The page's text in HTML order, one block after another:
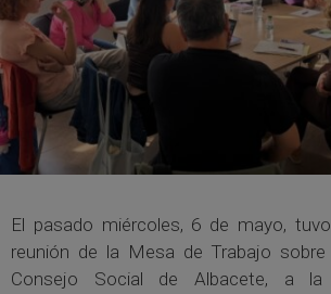
El pasado miércoles, 6 de mayo,
reunión de la Mesa de Trabajo sobre
Consejo Social de Albacete, a